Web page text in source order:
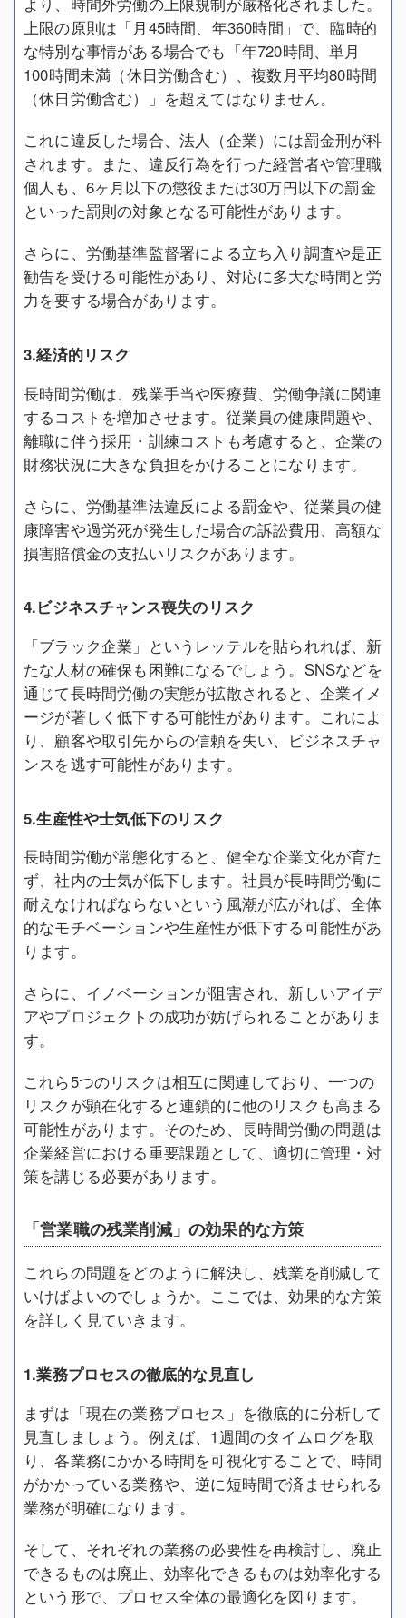
上限の原則は「月45時間、年360時間」で、臨時的
な特別な事情がある場合でも「年720時間、単月
100時間未満（休日労働含む）、複数月平均80時間
（休日労働含む）」を超えてはなりません。
これに違反した場合、法人（企業）には罰金刑が科
されます。また、違反行為を行った経営者や管理職
個人も、6ヶ月以下の懲役または30万円以下の罰金
といった罰則の対象となる可能性があります。
さらに、労働基準監督署による立ち入り調査や是正
勧告を受ける可能性があり、対応に多大な時間と労
力を要する場合があります。
3.経済的リスク
長時間労働は、残業手当や医療費、労働争議に関連
するコストを増加させます。従業員の健康問題や、
離職に伴う採用・訓練コストも考慮すると、企業の
財務状況に大きな負担をかけることになります。
さらに、労働基準法違反による罰金や、従業員の健
康障害や過労死が発生した場合の訴訟費用、高額な
損害賠償金の支払いリスクがあります。
4.ビジネスチャンス喪失のリスク
「ブラック企業」というレッテルを貼られれば、新
たな人材の確保も困難になるでしょう。SNSなどを
通じて長時間労働の実態が拡散されると、企業イメ
ージが著しく低下する可能性があります。これによ
り、顧客や取引先からの信頼を失い、ビジネスチャ
ンスを逃す可能性があります。
5.生産性や士気低下のリスク
長時間労働が常態化すると、健全な企業文化が育た
ず、社内の士気が低下します。社員が長時間労働に
耐えなければならないという風潮が広がれば、全体
的なモチベーションや生産性が低下する可能性があ
ります。
さらに、イノベーションが阻害され、新しいアイデ
アやプロジェクトの成功が妨げられることがありま
す。
これら5つのリスクは相互に関連しており、一つの
リスクが顕在化すると連鎖的に他のリスクも高まる
可能性があります。そのため、長時間労働の問題は
企業経営における重要課題として、適切に管理・対
策を講じる必要があります。
「営業職の残業削減」の効果的な方策
これらの問題をどのように解決し、残業を削減して
いけばよいのでしょうか。ここでは、効果的な方策
を詳しく見ていきます。
1.業務プロセスの徹底的な見直し
まずは「現在の業務プロセス」を徹底的に分析して
見直しましょう。例えば、1週間のタイムログを取
り、各業務にかかる時間を可視化することで、時間
がかかっている業務や、逆に短時間で済ませられる
業務が明確になります。
そして、それぞれの業務の必要性を再検討し、廃止
できるものは廃止、効率化できるものは効率化する
という形で、プロセス全体の最適化を図ります。